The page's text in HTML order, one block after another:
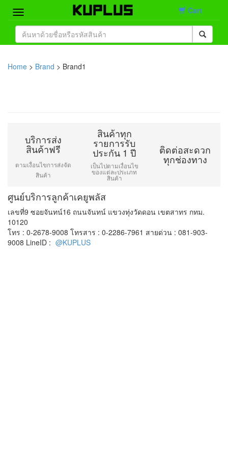
Home
Cart
Home > Brand > Brand1
บริการส่ง
สินค้าฟรี
ตามเงื่อนไขการส่งจัด
สินค้า
สินค้าทุก
รายการรับ
ประกัน 1 ปี
เป็นไปตามเงื่อนไข
ของแต่ละประเภท
สินค้า
ติดต่อสะดวก
ทุกช่องทาง
ศูนย์บริการลูกค้าเคยูพลัส
เลขที่9 ซอยจันทน์16 ถนนจันทน์ แขวงทุ่งวัดดอน เขตสาทร กทม.
10120
โทร : 0-2678-9008 โทรสาร : 0-2286-7961 สายด่วน : 081-903-
9008 LineID : @KUPLUS